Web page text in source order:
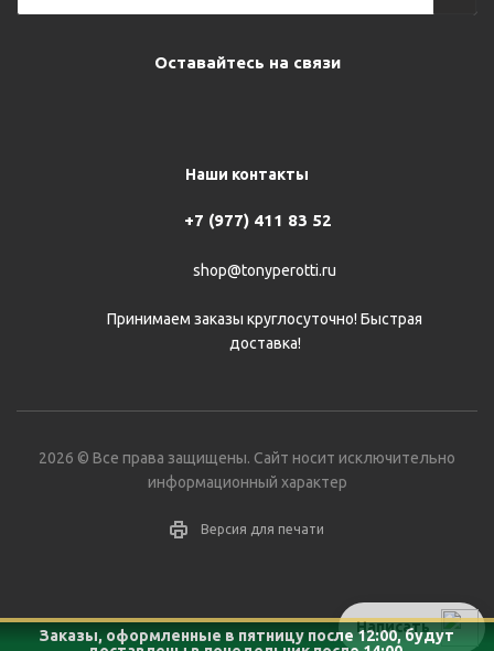
Заказы, оформленные в пятницу после 12:00, будут
Оставайтесь на связи
Наши контакты
+7 (977) 411 83 52
shop@tonyperotti.ru
Принимаем заказы круглосуточно! Быстрая
доставка!
2026 © Все права защищены. Сайт носит исключительно
информационный характер
Версия для печати
Написать